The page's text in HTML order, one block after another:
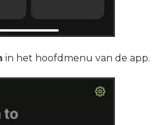
in het hoofdmenu van de app.